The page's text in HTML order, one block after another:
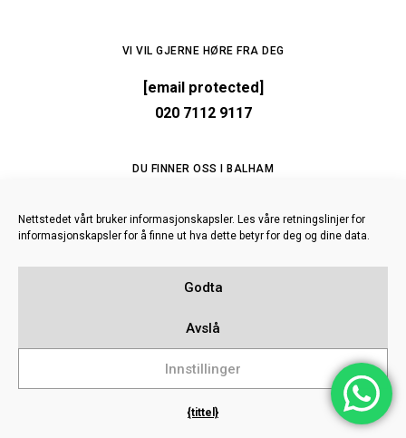
Nettstedet vårt bruker informasjonskapsler. Les våre retningslinjer for
informasjonskapsler for å finne ut hva dette betyr for deg og dine data.
Godta
Avslå
Innstillinger
{tittel}
VI VIL GJERNE HØRE FRA DEG
[email protected]
020 7112 9117
DU FINNER OSS I BALHAM
2/10 Balham Station Road
SISTE ARTIKKEL